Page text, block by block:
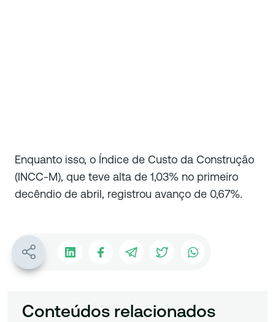
Enquanto isso, o Índice de Custo da Construção
(INCC-M), que teve alta de 1,03% no primeiro
decêndio de abril, registrou avanço de 0,67%.
Conteúdos relacionados